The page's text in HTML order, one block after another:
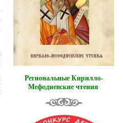
Региональные Кирилло-
Мефодиевские чтения